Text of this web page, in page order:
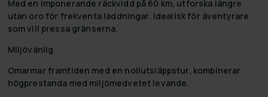
Med en imponerande räckvidd på 60 km, utforska längre
utan oro för frekventa laddningar. Idealisk för äventyrare
som vill pressa gränserna.
Miljövänlig
Omarmar framtiden med en nollutsläppstur, kombinerar
högprestanda med miljömedvetet levande.